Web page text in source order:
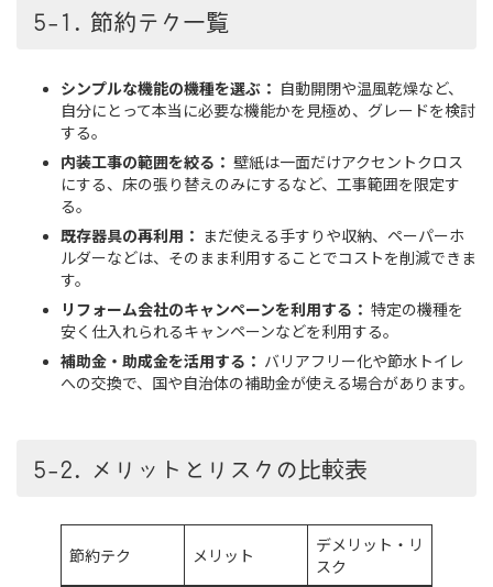
5-1. 節約テク一覧
シンプルな機能の機種を選ぶ： 自動開閉や温風乾燥など、
自分にとって本当に必要な機能かを見極め、グレードを検討
する。
内装工事の範囲を絞る： 壁紙は一面だけアクセントクロス
にする、床の張り替えのみにするなど、工事範囲を限定す
る。
既存器具の再利用： まだ使える手すりや収納、ペーパーホ
ルダーなどは、そのまま利用することでコストを削減できま
す。
リフォーム会社のキャンペーンを利用する： 特定の機種を
安く仕入れられるキャンペーンなどを利用する。
補助金・助成金を活用する： バリアフリー化や節水トイレ
への交換で、国や自治体の補助金が使える場合があります。
5-2. メリットとリスクの比較表
節約テク メリット
デメリット・リ
スク